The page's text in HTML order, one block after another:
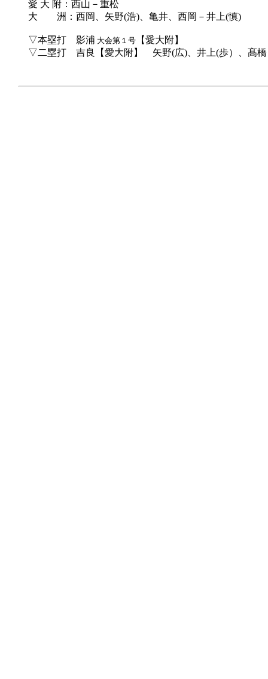
愛 大 附：西山－重松
大 洲：西岡、矢野(浩)、亀井、西岡－井上(慎)
▽本塁打 影浦 大会第１号 【愛大附】
▽二塁打 吉良【愛大附】 矢野(広)、井上(歩）、髙橋